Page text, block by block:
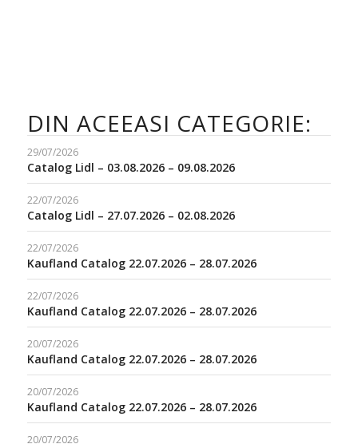
DIN ACEEASI CATEGORIE:
29/07/2026
Catalog Lidl – 03.08.2026 – 09.08.2026
22/07/2026
Catalog Lidl – 27.07.2026 – 02.08.2026
22/07/2026
Kaufland Catalog 22.07.2026 – 28.07.2026
22/07/2026
Kaufland Catalog 22.07.2026 – 28.07.2026
20/07/2026
Kaufland Catalog 22.07.2026 – 28.07.2026
20/07/2026
Kaufland Catalog 22.07.2026 – 28.07.2026
20/07/2026